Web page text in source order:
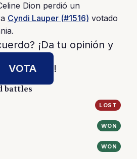
Dion perdió un
Cyndi Lauper (#1516) votado
¡Da tu opinión y
VOTA
!
battles
LOST
WON
WON